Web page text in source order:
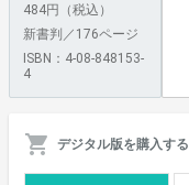
484円（税込）
新書判／176ページ
ISBN：4-08-848153-
4
デジタル版を購入する